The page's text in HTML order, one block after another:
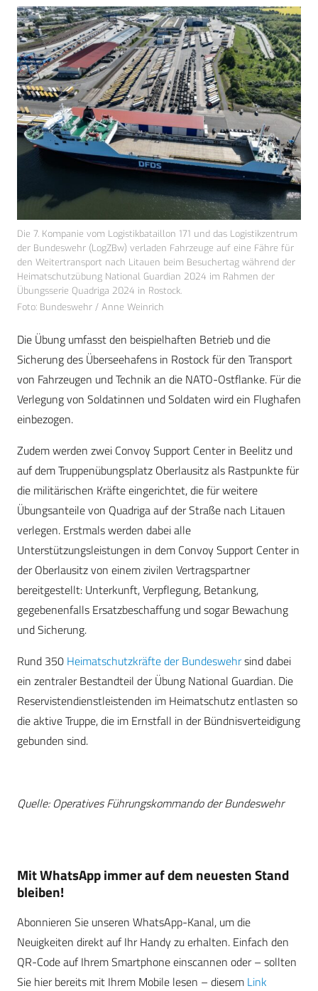
Die 7. Kompanie vom Logistikbataillon 171 und das Logistikzentrum
der Bundeswehr (LogZBw) verladen Fahrzeuge auf eine Fähre für
den Weitertransport nach Litauen beim Besuchertag während der
Heimatschutzübung National Guardian 2024 im Rahmen der
Übungsserie Quadriga 2024 in Rostock.
Foto: Bundeswehr / Anne Weinrich
Die Übung umfasst den beispielhaften Betrieb und die
Sicherung des Überseehafens in Rostock für den Transport
von Fahrzeugen und Technik an die NATO-Ostflanke. Für die
Verlegung von Soldatinnen und Soldaten wird ein Flughafen
einbezogen.
Zudem werden zwei Convoy Support Center in Beelitz und
auf dem Truppenübungsplatz Oberlausitz als Rastpunkte für
die militärischen Kräfte eingerichtet, die für weitere
Übungsanteile von Quadriga auf der Straße nach Litauen
verlegen. Erstmals werden dabei alle
Unterstützungsleistungen in dem Convoy Support Center in
der Oberlausitz von einem zivilen Vertragspartner
bereitgestellt: Unterkunft, Verpflegung, Betankung,
gegebenenfalls Ersatzbeschaffung und sogar Bewachung
und Sicherung.
Rund 350 Heimatschutzkräfte der Bundeswehrsind dabei
ein zentraler Bestandteil der Übung National Guardian. Die
Reservistendienstleistenden im Heimatschutz entlasten so
die aktive Truppe, die im Ernstfall in der Bündnisverteidigung
gebunden sind.
Quelle: Operatives Führungskommando der Bundeswehr
Mit WhatsApp immer auf dem neuesten Stand
bleiben!
Abonnieren Sie unseren WhatsApp-Kanal, um die
Neuigkeiten direkt auf Ihr Handy zu erhalten. Einfach den
QR-Code auf Ihrem Smartphone einscannen oder – sollten
Sie hier bereits mit Ihrem Mobile lesen – diesem Link